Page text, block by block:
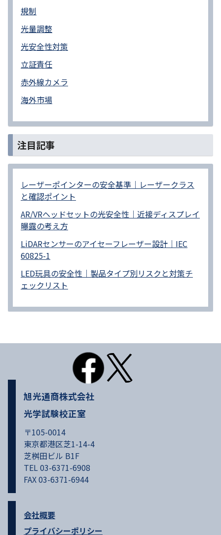
規制
光量調整
光安全性対策
立証責任
赤外線カメラ
海外市場
注目記事
レーザーポインターの安全基準｜レーザークラス
と確認ポイント
AR/VRヘッドセットの光安全性｜近接ディスプレイ
曝露の考え方
LiDARセンサーのアイセーフレーザー設計｜IEC
60825-1
LED玩具の安全性｜製品タイプ別リスクと対策チ
ェックリスト
旭光通商株式会社
光学試験校正室
〒105-0014
東京都港区芝1-14-4
芝桝田ビル B1F
TEL 03-6371-6908
FAX 03-6371-6944
会社概要
プライバシーポリシー